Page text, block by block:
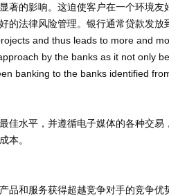
著的影响。这迫使客户在一个环境
的法律风险管理。银行通常贷款发
and thus leads to more and
by the banks as it not only
banking to the banks identified
佳水平，并遵循电子媒体的各种交
本。
品和服务获得超越竞争对手的竞争优